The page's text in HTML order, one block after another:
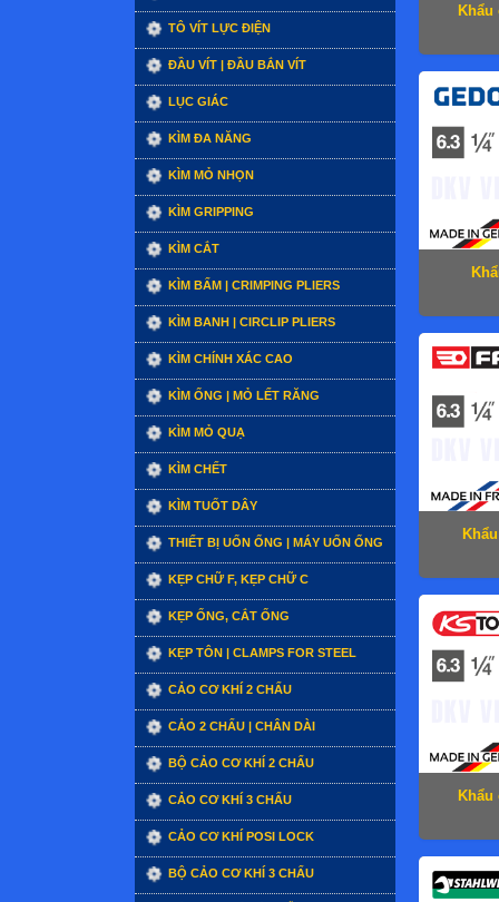
TÔ VÍT LỰC ĐIỆN
ĐẦU VÍT | ĐẦU BẮN VÍT
LỤC GIÁC
KÌM ĐA NĂNG
KÌM MỎ NHỌN
KÌM GRIPPING
KÌM CẮT
KÌM BẤM | CRIMPING PLIERS
KÌM BANH | CIRCLIP PLIERS
KÌM CHÍNH XÁC CAO
KÌM ỐNG | MỎ LẾT RĂNG
KÌM MỎ QUẠ
KÌM CHẾT
KÌM TUỐT DÂY
THIẾT BỊ UỐN ỐNG | MÁY UỐN ỐNG
KẸP CHỮ F, KẸP CHỮ C
KẸP ỐNG, CẮT ỐNG
KẸP TÔN | CLAMPS FOR STEEL
CẢO CƠ KHÍ 2 CHẤU
CẢO 2 CHẤU | CHÂN DÀI
BỘ CẢO CƠ KHÍ 2 CHẤU
CẢO CƠ KHÍ 3 CHẤU
CẢO CƠ KHÍ POSI LOCK
BỘ CẢO CƠ KHÍ 3 CHẤU